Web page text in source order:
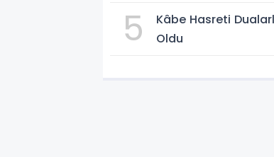
5
Kâbe Hasreti
Oldu